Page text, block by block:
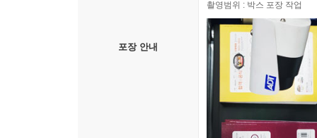
포장 안내
촬영범위 : 박스 포장 작업